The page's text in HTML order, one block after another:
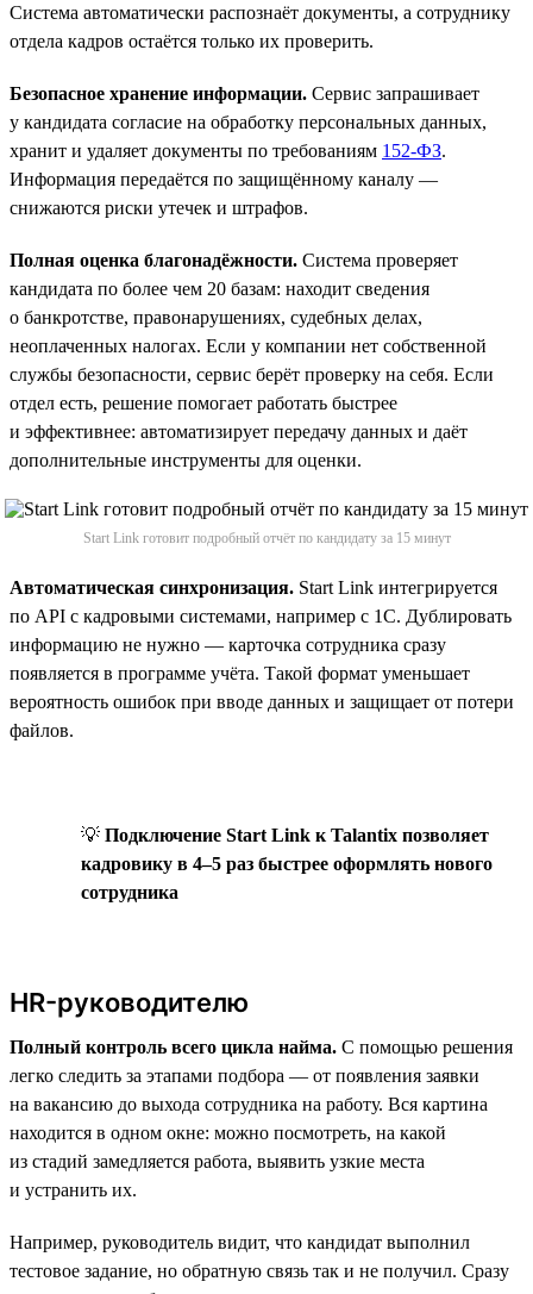
Система автоматически распознаёт документы, а сотруднику
отдела кадров остаётся только их проверить.
Безопасное хранение информации. Сервис запрашивает
у кандидата согласие на обработку персональных данных,
хранит и удаляет документы по требованиям 152-ФЗ.
Информация передаётся по защищённому каналу —
снижаются риски утечек и штрафов.
Полная оценка благонадёжности. Система проверяет
кандидата по более чем 20 базам: находит сведения
о банкротстве, правонарушениях, судебных делах,
неоплаченных налогах. Если у компании нет собственной
службы безопасности, сервис берёт проверку на себя. Если
отдел есть, решение помогает работать быстрее
и эффективнее: автоматизирует передачу данных и даёт
дополнительные инструменты для оценки.
Start Link готовит подробный отчёт по кандидату за 15 минут
Автоматическая синхронизация. Start Link интегрируется
по API с кадровыми системами, например с 1С. Дублировать
информацию не нужно — карточка сотрудника сразу
появляется в программе учёта. Такой формат уменьшает
вероятность ошибок при вводе данных и защищает от потери
файлов.
💡 Подключение Start Link к Talantix позволяет
кадровику в 4–5 раз быстрее оформлять нового
сотрудника
HR-руководителю
Полный контроль всего цикла найма. С помощью решения
легко следить за этапами подбора — от появления заявки
на вакансию до выхода сотрудника на работу. Вся картина
находится в одном окне: можно посмотреть, на какой
из стадий замедляется работа, выявить узкие места
и устранить их.
Например, руководитель видит, что кандидат выполнил
тестовое задание, но обратную связь так и не получил. Сразу